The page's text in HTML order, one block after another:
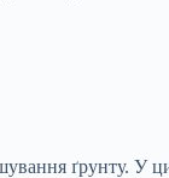
ґрунту. У